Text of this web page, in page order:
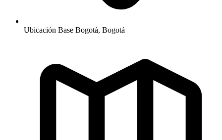
Ubicación Base Bogotá, Bogotá